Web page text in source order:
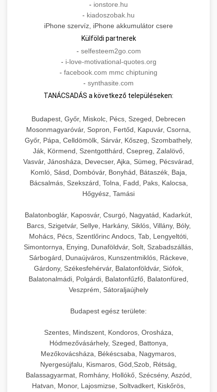
- ionstore.hu
- kiadoszobak.hu
iPhone szervíz, iPhone akkumulátor csere
Külföldi partnerek
- selfesteem2go.com
- i-love-motivational-quotes.org
- facebook.com mmc chiptuning
- synthasite.com
TANÁCSADÁS a következő településeken:
Budapest, Győr, Miskolc, Pécs, Szeged, Debrecen
Mosonmagyaróvár, Sopron, Fertőd, Kapuvár, Csorna,
Győr, Pápa, Celldömölk, Sárvár, Kőszeg, Szombathely,
Ják, Körmend, Szentgotthárd, Csepreg, Zalalövő,
Vasvár, Jánosháza, Devecser, Ajka, Sümeg, Pécsvárad,
Komló, Sásd, Dombóvár, Bonyhád, Bátaszék, Baja,
Bácsalmás, Szekszárd, Tolna, Fadd, Paks, Kalocsa,
Hőgyész, Tamási
Balatonboglár, Kaposvár, Csurgó, Nagyatád, Kadarkút,
Barcs, Szigetvár, Sellye, Harkány, Siklós, Villány, Bóly,
Mohács, Pécs, Szentlőrinc Andocs, Tab, Lengyeltóti,
Simontornya, Enying, Dunaföldvár, Solt, Szabadszállás,
Sárbogárd, Dunaújváros, Kunszentmiklós, Ráckeve,
Gárdony, Székesfehérvár, Balatonföldvár, Siófok,
Balatonalmádi, Polgárdi, Balatonfűzfő, Balatonfüred,
Veszprém, Sátoraljaújhely
Budapest egész területe:
Szentes, Mindszent, Kondoros, Orosháza,
Hódmezővásárhely, Szeged, Battonya,
Mezőkovácsháza, Békéscsaba, Nagymaros,
Nyergesújfalu, Kismaros, Göd,Szob, Rétság,
Balassagyarmat, Romhány, Hollókő, Szécsény, Aszód,
Hatvan, Monor, Lajosmizse, Soltvadkert, Kiskőrös,